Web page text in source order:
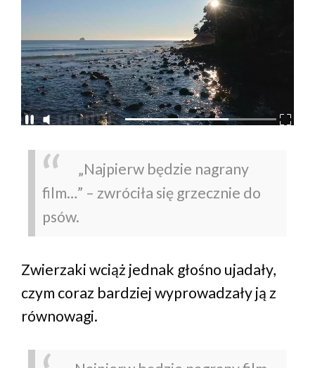
„Najpierw będzie nagrany
film…” – zwróciła się grzecznie do
psów.
Zwierzaki wciąż jednak głośno ujadały,
czym coraz bardziej wyprowadzały ją z
równowagi.